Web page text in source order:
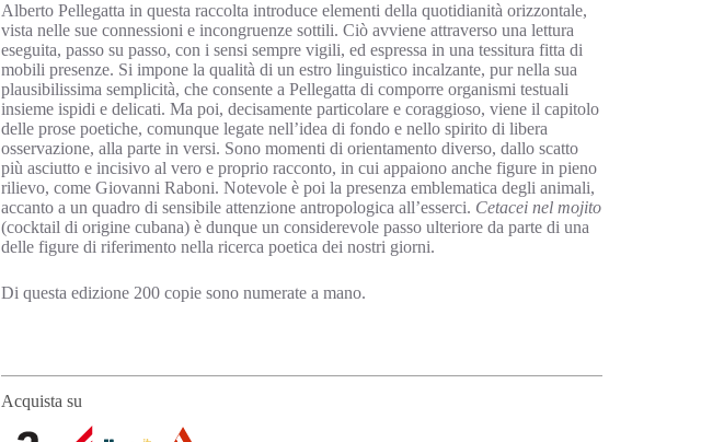
Alberto Pellegatta in questa raccolta introduce elementi della quotidianità orizzontale,
vista nelle sue connessioni e incongruenze sottili. Ciò avviene attraverso una lettura
eseguita, passo su passo, con i sensi sempre vigili, ed espressa in una tessitura fitta di
mobili presenze. Si impone la qualità di un estro linguistico incalzante, pur nella sua
plausibilissima semplicità, che consente a Pellegatta di comporre organismi testuali
insieme ispidi e delicati. Ma poi, decisamente particolare e coraggioso, viene il capitolo
delle prose poetiche, comunque legate nell’idea di fondo e nello spirito di libera
osservazione, alla parte in versi. Sono momenti di orientamento diverso, dallo scatto
più asciutto e incisivo al vero e proprio racconto, in cui appaiono anche figure in pieno
rilievo, come Giovanni Raboni. Notevole è poi la presenza emblematica degli animali,
accanto a un quadro di sensibile attenzione antropologica all’esserci. Cetacei nel mojito
(cocktail di origine cubana) è dunque un considerevole passo ulteriore da parte di una
delle figure di riferimento nella ricerca poetica dei nostri giorni.
Di questa edizione 200 copie sono numerate a mano.
Acquista su